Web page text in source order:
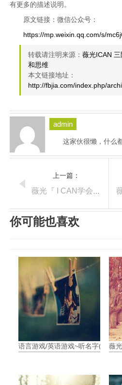
有更多的描述说明。
原文链接：微信公众号：
https://mp.weixin.qq.com/s/
转载请注明来源： 薇光ICAN
和思维
本文链接地址：
http://fbjia.com/index.php/
admin
这家伙很懒，什么
上一篇：
你可能也喜欢
语言游戏/英语游戏~听名字 薇